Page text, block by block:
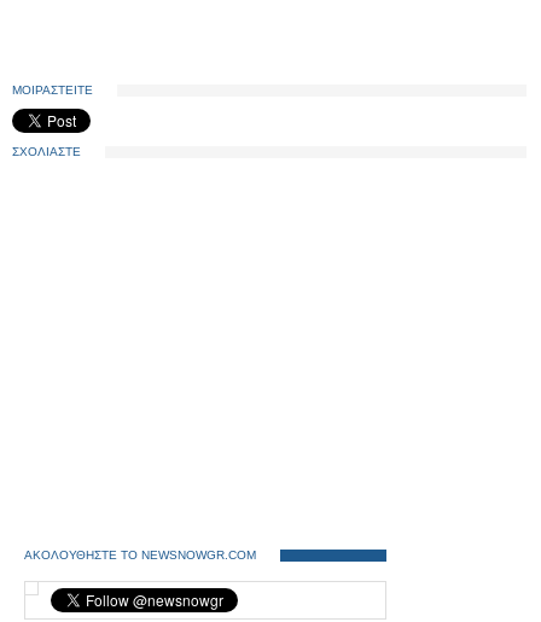
ΜΟΙΡΑΣΤΕΙΤΕ
ΣΧΟΛΙΑΣΤΕ
ΑΚΟΛΟΥΘΗΣΤΕ ΤΟ NEWSNOWGR.COM